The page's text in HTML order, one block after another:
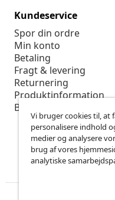
Kundeservice
Spor din ordre
Min konto
Betaling
Fragt & levering
Returnering
Produktinformation
Bestilling
Vi bruger cookies til, at
personalisere indhold
medier og analysere
brug af vores
analytiske